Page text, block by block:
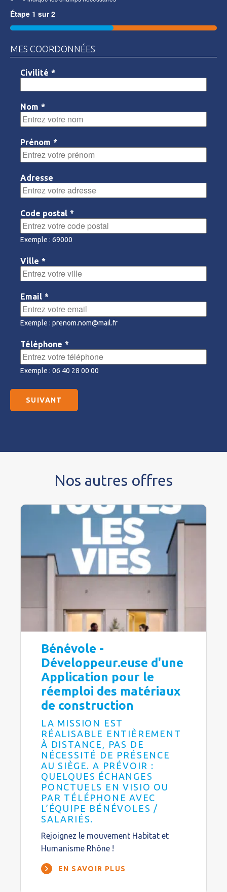
Étape 1 sur2
50%
MES COORDONNÉES
Civilité *
Nom *
Prénom *
Adresse
Code postal *
Exemple : 69000
Ville *
Email *
Exemple : prenom.nom@mail.fr
Téléphone *
Exemple : 06 40 28 00 00
Nos autres offres
Bénévole -
Développeur.euse d'une
Application pour le
réemploi des matériaux
de construction
LA MISSION EST
RÉALISABLE ENTIÈREMENT
À DISTANCE, PAS DE
NÉCESSITÉ DE PRÉSENCE
AU SIÈGE. A PRÉVOIR :
QUELQUES ÉCHANGES
PONCTUELS EN VISIO OU
PAR TÉLÉPHONE AVEC
L’ÉQUIPE BÉNÉVOLES /
SALARIÉS.
Rejoignez le mouvement Habitat et
Humanisme Rhône !
EN SAVOIR PLUS